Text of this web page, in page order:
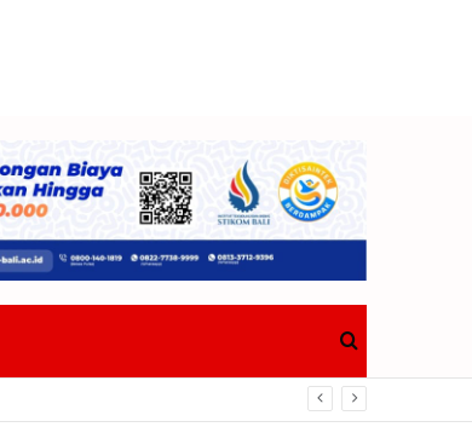
for
Nyata Bagi Masyarakat